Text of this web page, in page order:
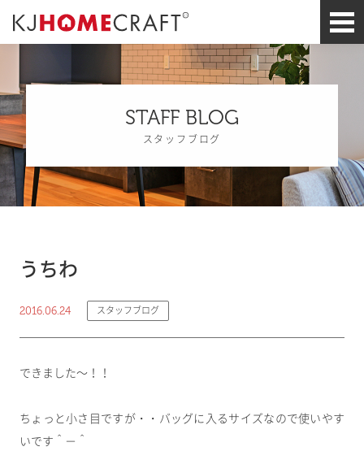
STAFF BLOG
スタッフブログ
うちわ
2016.06.24 スタッフブログ
できました～！！
ちょっと小さ目ですが・・バッグに入るサイズなので使いやす
いです＾－＾